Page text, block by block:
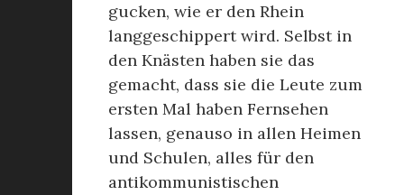
gucken, wie er den Rhein
langgeschippert wird. Selbst in
den Knästen haben sie das
gemacht, dass sie die Leute zum
ersten Mal haben Fernsehen
lassen, genauso in allen Heimen
und Schulen, alles für den
antikommunistischen